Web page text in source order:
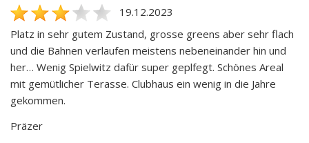
19.12.2023
Platz in sehr gutem Zustand, grosse greens aber sehr flach
und die Bahnen verlaufen meistens nebeneinander hin und
her… Wenig Spielwitz dafür super geplfegt. Schönes Areal
mit gemütlicher Terasse. Clubhaus ein wenig in die Jahre
gekommen.
Präzer